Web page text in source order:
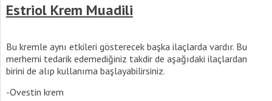
Estriol Krem Muadili
Bu kremle aynı etkileri gösterecek başka ilaçlarda vardır. Bu
merhemi tedarik edemediğiniz takdir de aşağıdaki ilaçlardan
birini de alıp kullanıma başlayabilirsiniz.
-Ovestin krem